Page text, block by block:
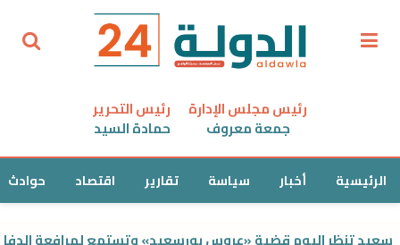
رئيس مجلس الإدارة
جمعة معروف
رئيس التحرير
حمادة السيد
الرئيسية أخبار سياسة تقارير اقتصاد حوادث